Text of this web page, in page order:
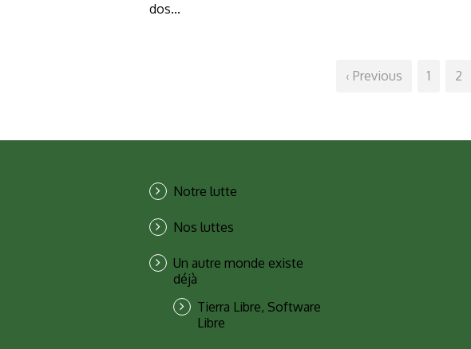
dos...
‹ Previous 1 2
Notre lutte
Nos luttes
Un autre monde existe
déjà
Tierra Libre, Software
Libre